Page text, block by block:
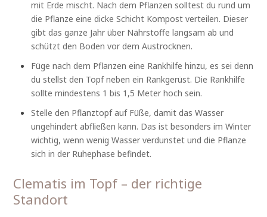
mit Erde mischt. Nach dem Pflanzen solltest du rund um
die Pflanze eine dicke Schicht Kompost verteilen. Dieser
gibt das ganze Jahr über Nährstoffe langsam ab und
schützt den Boden vor dem Austrocknen.
Füge nach dem Pflanzen eine Rankhilfe hinzu, es sei denn
du stellst den Topf neben ein Rankgerüst. Die Rankhilfe
sollte mindestens 1 bis 1,5 Meter hoch sein.
Stelle den Pflanztopf auf Füße, damit das Wasser
ungehindert abfließen kann. Das ist besonders im Winter
wichtig, wenn wenig Wasser verdunstet und die Pflanze
sich in der Ruhephase befindet.
Clematis im Topf – der richtige
Standort